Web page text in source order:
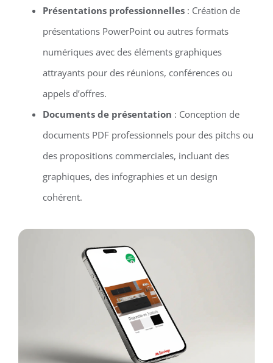
Présentations professionnelles: Création de
présentations PowerPoint ou autres formats
numériques avec des éléments graphiques
attrayants pour des réunions, conférences ou
appels d’offres.
Documents de présentation : Conception de
documents PDF professionnels pour des pitchs ou
des propositions commerciales, incluant des
graphiques, des infographies et un design
cohérent.